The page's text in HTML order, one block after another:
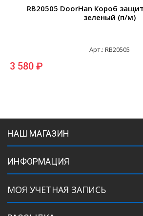
RB20505 DoorHan Короб
зеленый (п/м)
Арт.: RB20505
3 580 ₽
НАШ МАГАЗИН
ИНФОРМАЦИЯ
МОЯ УЧЕТНАЯ ЗАПИСЬ